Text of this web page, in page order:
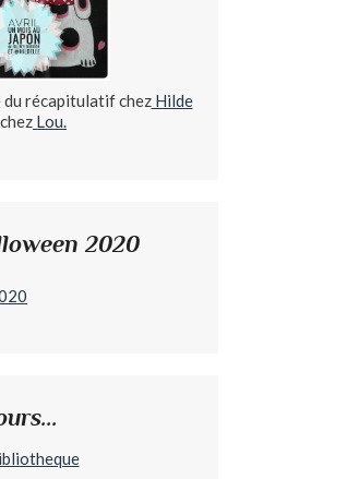
récapitulatif chezHilde
Lou.
2020